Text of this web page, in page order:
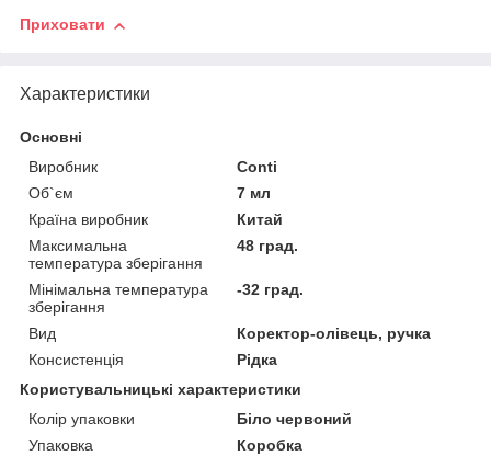
Приховати
Характеристики
Основні
Виробник
Conti
Об`єм
7 мл
Країна виробник
Китай
Максимальна
температура зберігання
48 град.
Мінімальна температура
зберігання
-32 град.
Вид
Коректор-олівець, ручка
Консистенція
Рідка
Користувальницькі характеристики
Колір упаковки
Біло червоний
Упаковка
Коробка